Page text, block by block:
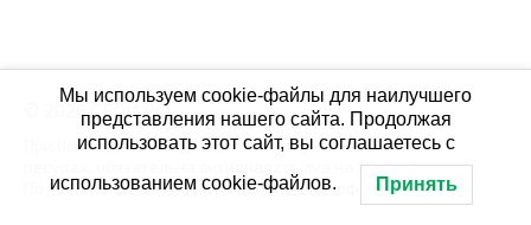
© 2026 СБОЙ.РФ
При использовании данных мониторинга на своих
ресурах, обязательна активная ссылка на Сбой.рф
По всем вопросам пишите: admin@сбой.рф
Мы используем cookie-файлы для наилучшего
представления нашего сайта. Продолжая
использовать этот сайт, вы соглашаетесь с
использованием cookie-файлов. Принять